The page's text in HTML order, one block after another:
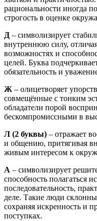
рациональности иногда
строгость в оценке
Д – символизирует
внутреннюю силу,
возможностях и
целей. Буква
обязательность и
Ж – олицетворяет
совмещённые с тонким
обладатели порой
бескомпромиссными в
Л (2 буквы) – отражает
и общению, притягивая
живым интересом к
А – символизирует
способность полагаться
последовательность,
деле. Такие люди
сохраняя искренность и
поступках.